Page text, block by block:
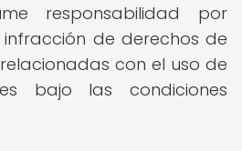
responsabilidad por
de derechos de
con el uso de
bajo las condiciones